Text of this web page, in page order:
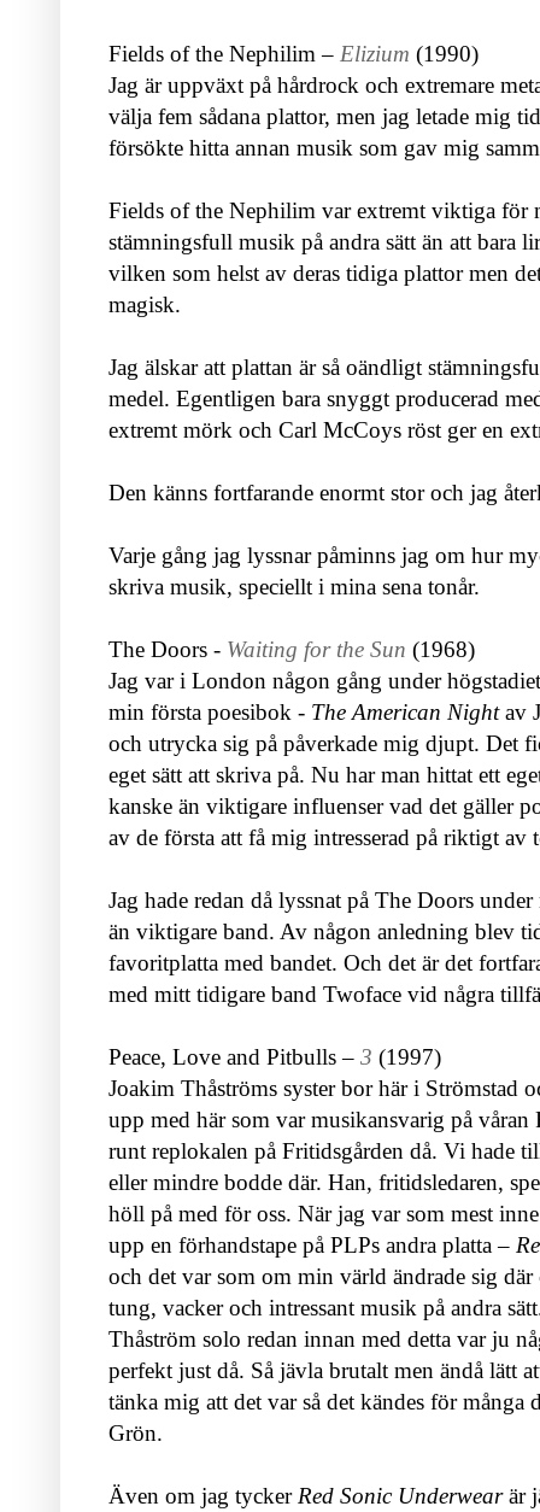
Fields of the Nephilim – Elizium (1990)
Jag är uppväxt på hårdrock och extremare
välja fem sådana plattor, men jag letade mig
försökte hitta annan musik som gav mig
Fields of the Nephilim var extremt viktiga för
stämningsfull musik på andra sätt än att bara
vilken som helst av deras tidiga plattor men
magisk.
Jag älskar att plattan är så oändligt
medel. Egentligen bara snyggt producerad
extremt mörk och Carl McCoys röst ger en
Den känns fortfarande enormt stor och jag
Varje gång jag lyssnar påminns jag om hur
skriva musik, speciellt i mina sena tonår.
The Doors - Waiting for the Sun (1968)
Jag var i London någon gång under
min första poesibok - The American Nightav
och utrycka sig på påverkade mig djupt. Det
eget sätt att skriva på. Nu har man hittat ett
kanske än viktigare influenser vad det gäller
av de första att få mig intresserad på riktigt av
Jag hade redan då lyssnat på The Doors
än viktigare band. Av någon anledning blev
favoritplatta med bandet. Och det är det
med mitt tidigare band Twoface vid några
Peace, Love and Pitbulls – 3 (1997)
Joakim Thåströms syster bor här i Strömstad
upp med här som var musikansvarig på
runt replokalen på Fritidsgården då. Vi hade
eller mindre bodde där. Han, fritidsledaren,
höll på med för oss. När jag var som mest
upp en förhandstape på PLPs andra platta –
och det var som om min värld ändrade sig
tung, vacker och intressant musik på andra
Thåström solo redan innan med detta var ju
perfekt just då. Så jävla brutalt men ändå lätt
tänka mig att det var så det kändes för många
Grön.
Även om jag tycker Red Sonic Underwearär